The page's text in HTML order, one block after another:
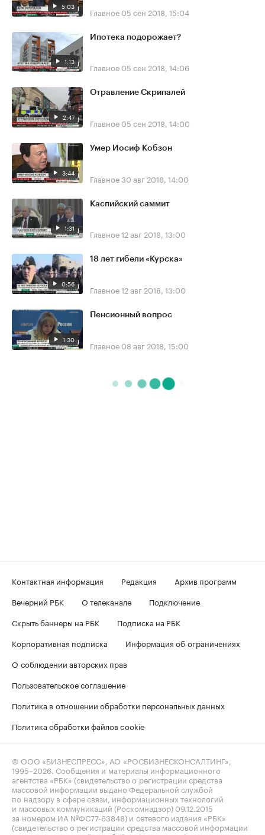
5:03 Главное 05 сен 2018, 15:04
1:13
Ипотека подорожает?
Главное 05 сен 2018, 14:06
2:47
Отравление Скрипалей
Главное 05 сен 2018, 14:00
3:44
Умер Иосиф Кобзон
Главное30 авг 2018, 14:00
1:31
Каспийский саммит
Главное12 авг 2018, 13:00
0:56
18 лет гибели «Курска»
Главное12 авг 2018, 13:00
1:30
Пенсионный вопрос
Главное 08 авг 2018, 15:00
Контактная информация Редакция
Архив программ
Вечерний РБК
О телеканале
Подключение
Скрыть баннеры на РБК
Подписка на РБК
Корпоративная подписка
Информация об ограничениях
О соблюдении авторских прав
Пользовательское соглашение
Политика в отношении обработки персональных данных
Политика обработки файлов cookie
© ООО «БИЗНЕСПРЕСС», АО «РОСБИЗНЕСКОНСАЛТИНГ»,
1995–2026 . Сообщения и материалы информационного
агентства «РБК» (свидетельство о регистрации средства
массовой информации выдано Федеральной службой
по надзору в сфере связи, информационных технологий
и массовых коммуникаций (Роскомнадзор) 09.12.2015
за номером ИА №ФС77-63848) и сетевого издания «РБК»
(свидетельство о регистрации средства массовой информации